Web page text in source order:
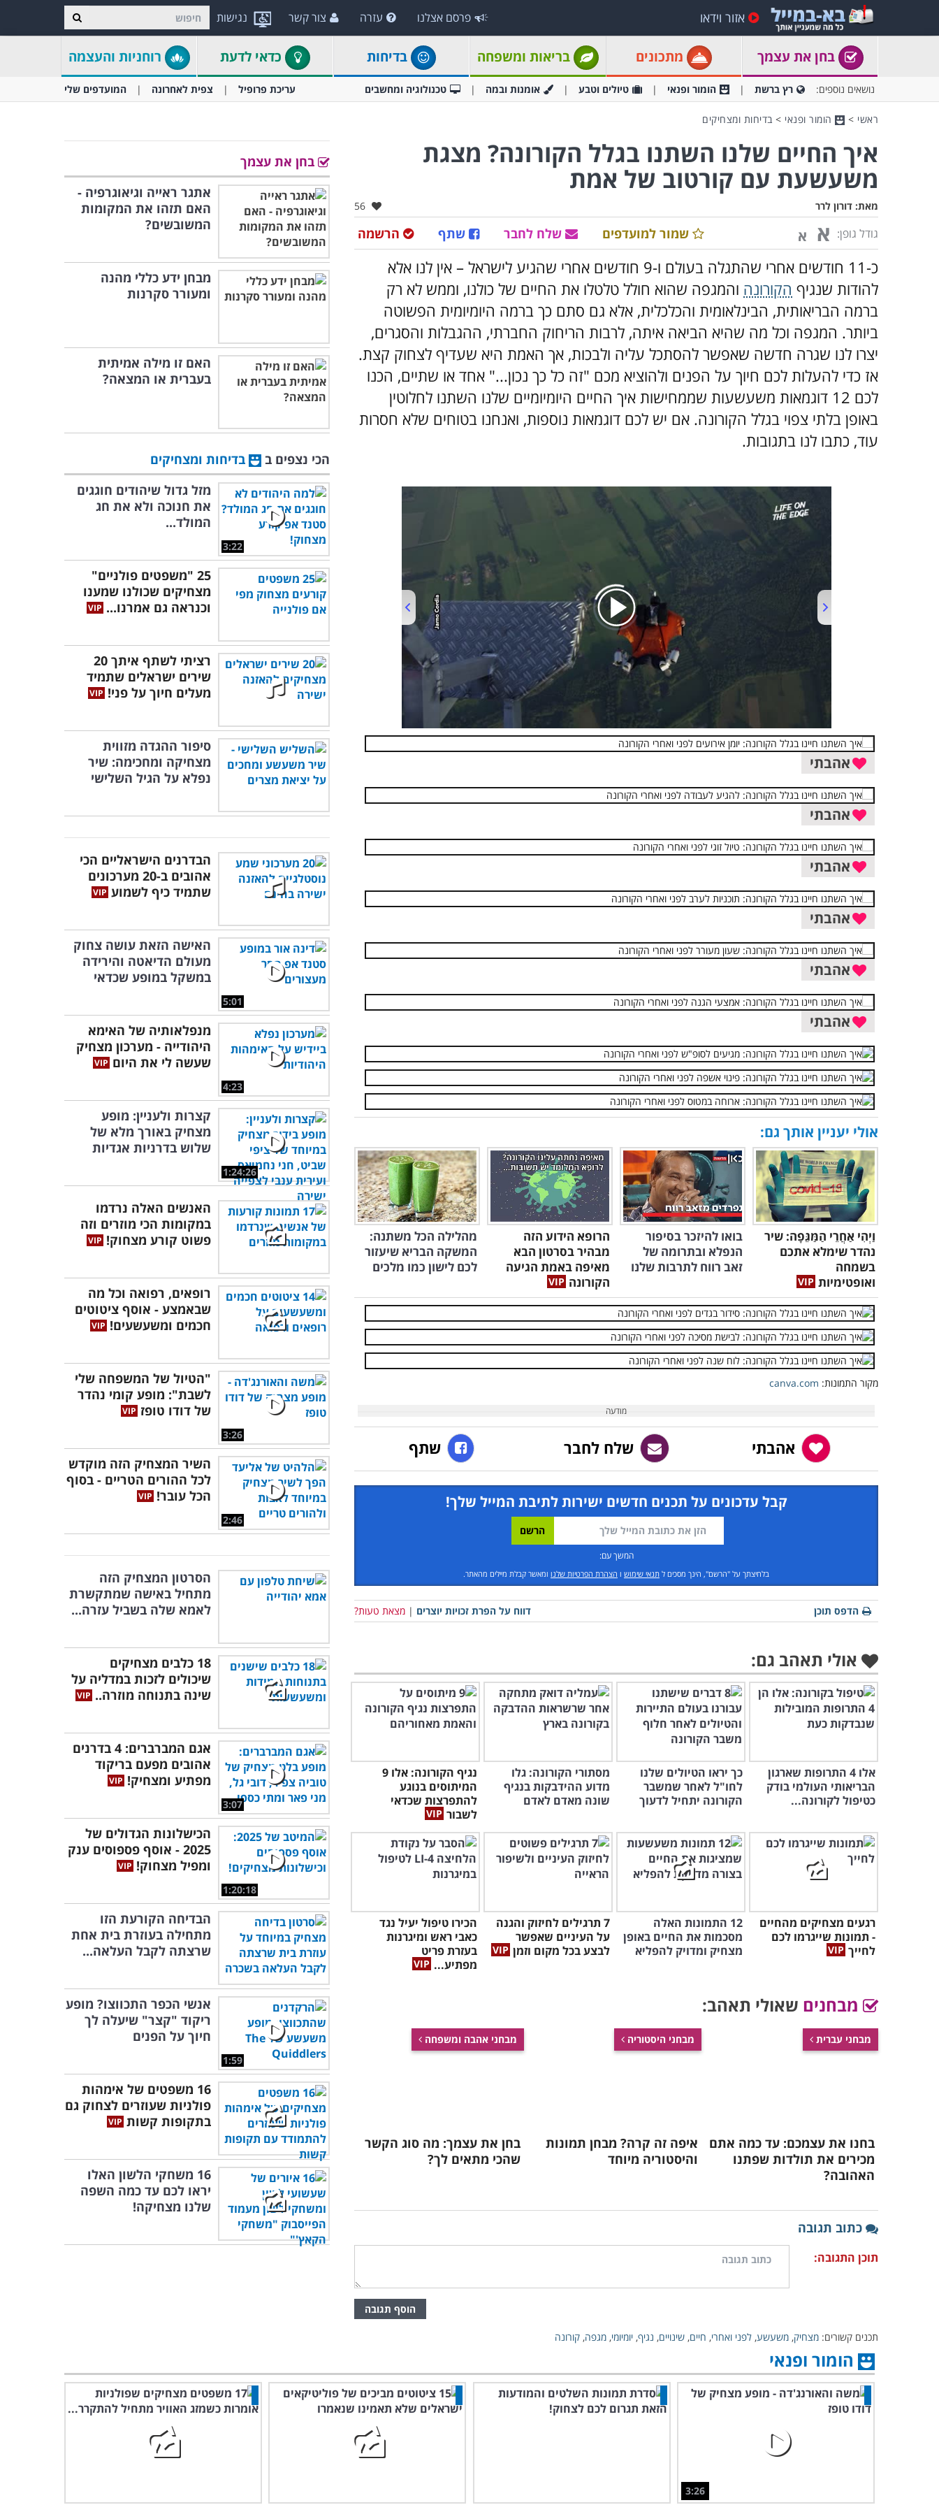
נגישות אזור וידאו פרסם אצלנו עזרה צור קשר
בחן את עצמך מתכונים בריאות ומשפחה בדיחות כדאי לדעת רוחניות והעצמה
נושאים נוספים: רץ ברשת הומור ופנאי טיולים וטבע אומנות ובמה טכנולוגיה ומחשבים עריכת פרופיל צפית לאחרונה המועדפים שלי
ראשי > הומור ופנאי > בדיחות ומצחיקים
איך החיים שלנו השתנו בגלל הקורונה? מצגת
משעשעת עם קורטוב של אמת
מאת: דורון לרר אהבו:
56
גודל גופן: א א הרשמה שתף שלח לחבר שמור למועדפים
כ-11 חודשים אחרי שהתגלה בעולם ו-9 חודשים אחרי שהגיע לישראל – אין לנו אלא
להודות שנגיף הקורונה והמגפה שהוא חולל טלטלו את החיים של כולנו, וממש לא רק
ברמה הבריאותית, הבינלאומית והכלכלית, אלא גם סתם כך ברמה היומיומית הפשוטה
ביותר. המגפה וכל מה שהיא הביאה איתה, לרבות הריחוק החברתי, ההגבלות והסגרים,
יצרו לנו שגרה חדשה שאפשר להסתכל עליה ולבכות, אך האמת היא שעדיף לצחוק קצת.
אז כדי להעלות לכם חיוך על הפנים ולהוציא מכם "זה כל כך נכון..." אחד או שתיים, הכנו
לכם 12 דוגמאות משעשעות שממחישות איך החיים היומיומיים שלנו השתנו לחלוטין
באופן בלתי צפוי בגלל הקורונה. אם יש לכם דוגמאות נוספות, ואנחנו בטוחים שלא חסרות
עוד, כתבו לנו בתגובות.
אהבתי
אהבתי
אהבתי
אהבתי
אהבתי
אהבתי
אולי יעניין אותך גם:
וַיְהִי אַחֲרֵי הַמַּגֵּפָה: שיר
נהדר שימלא אתכם
בשמחה
ואופטימיות
בואו להיזכר בסיפור
הנפלא ובתרומה של
זאב רווח לתרבות שלנו
הרופא הידוע הזה
מבהיר בסרטון הבא
מאיפה באמת הגיעה
הקורונה
מהלילה הכל משתנה:
המשקה הבריא שיעזור
לכם לישון כמו מלכים
מקור התמונות: canva.com
אהבתי שלח לחבר שתף
קבל עדכונים על תכנים חדשים ישירות לתיבת המייל שלך!
המשך עם:
בלחיצתך על "הרשם", הינך מסכים ל תנאי שימוש ו הצהרת הפרטיות שלנו ומאשר קבלת מיילים מהאתר.
דווח על הפרת זכויות יוצרים | מצאת טעות? הדפס תוכן
אולי תאהב גם:
אלו 4 התרופות שארגון
הבריאותי העולמי בודק
כטיפול לקורונה...
כך יראו הטיולים שלנו
לחו"ל לאחר שמשבר
הקורונה יתחיל לדעוך
מסתורי הקורונה: גלו
מדוע ההידבקות בנגיף
שונה מאדם לאדם
נגיף הקורונה: אלו 9
המיתוסים בנוגע
להתפרצות שכדאי
לשבור
רגעים מצחיקים מהחיים
- תמונות שייגרמו לכם
לחייך
12 התמונות האלה
מסכמות את החיים באופן
מצחיק ומדויק להפליא
7 תרגילים לחיזוק והגנה
על העיניים שאפשר
לבצע בכל מקום וזמן
הכירו טיפול יעיל נגד
כאבי ראש ומיגרנות
בעזרת פריט
מפתיע...
מבחנים שאולי תאהב:
מבחני עברית
בחנו את עצמכם: עד כמה אתם
מכירים את תולדות שפתנו
האהובה?
מבחני היסטוריה
איפה זה קרה? מבחן תמונות
והיסטוריה מיוחד
מבחני אהבה ומשפחה
בחן את עצמך: מה סוג הקשר
שהכי מתאים לך?
כתוב תגובה
תוכן התגובה:
הוסף תגובה
תכנים קשורים: מצחיק, משעשע, לפני ואחרי, חיים, שינויים, נגיף, יומיומי, מגפה, קורונה
בחן את עצמך
אתגר ראייה וגיאוגרפיה -
האם תזהו את המקומות
המשובשים?
מבחן ידע כללי מהנה
ומעורר סקרנות
האם זו מילה אמיתית
בעברית או המצאה?
הכי נצפים ב בדיחות ומצחיקים
3:22
מזל גדול שיהודים חוגגים
את חנוכה ולא את חג
המולד...
25 "משפטים פולניים"
מצחיקים שכולנו שמענו
וכנראה גם אמרנו...
רציתי לשתף איתך 20
שירים ישראלים שתמיד
מעלים חיוך על פני!
סיפור ההגדה מזווית
מצחיקה ומחכימה: שיר
נפלא על הגיל השלישי
הבדרנים הישראליים הכי
אהובים ב-20 מערכונים
שתמיד כיף לשמוע
5:01
האישה הזאת עושה צחוק
מעולם הדיאטה והירידה
במשקל במופע שכדאי
4:23
מנפלאותיה של האימא
היהודייה - מערכון מצחיק
שעשה לי את היום
1:24:26
קצרות ולעניין: מופע
מצחיק באורך מלא של
שלוש בדרניות אגדיות
האנשים האלה נרדמו
במקומות הכי מוזרים וזה
פשוט קורע מצחוק!
רופאים, רפואה וכל מה
שבאמצע - אוסף ציטוטים
חכמים ומשעשעים!
3:26
"הטיול של המשפחה שלי
לשבת": מופע קומי נהדר
של דודו טופז
2:46
השיר המצחיק הזה מוקדש
לכל ההורים הטריים - בסוף
הכל עובר!
הסרטון המצחיק הזה
מתחיל באישה שמתקשרת
לאמא שלה בשביל עזרה...
18 כלבים מצחיקים
שיכולים לזכות במדליה על
שינה בתנוחה מוזרה..
3:07
אגם המברברים: 4 בדרנים
אהובים מפעם בריקוד
מפתיע ומצחיק!
1:20:18
הכישלונות הגדולים של
2025 - אוסף פספוסים ענק
ומפיל מצחוק!
הבדיחה הקורעת הזו
מתחילה בעוזרת בית אחת
שרצתה לקבל העלאה...
1:59
אנשי הכפר התכווצו? מופע
ריקוד "קצר" שיעלה לך
חיוך על הפנים
16 משפטים של אימהות
פולניות שעוזרים לצחוק גם
בתקופות קשות
16 משחקי הלשון האלו
יראו לכם עד כמה השפה
שלנו מצחיקה!
הומור ופנאי
3:26